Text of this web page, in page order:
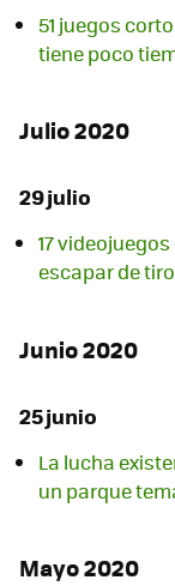
51 juegos
tiene poco
Julio 2020
29 julio
17
escapar de
Junio 2020
25 junio
La lucha
un parque
Mayo 2020